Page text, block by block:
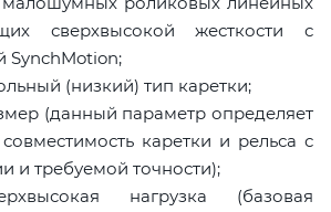
сверхвысокой жесткости с
SynchMotion;
(низкий) тип каретки;
(данный параметр определяет
каретки и рельса с
и требуемой точности);
нагрузка (базовая